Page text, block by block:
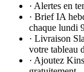
· Alertes en
· Brief IA
chaque lundi
· Livraison
votre tableau
· Ajoutez